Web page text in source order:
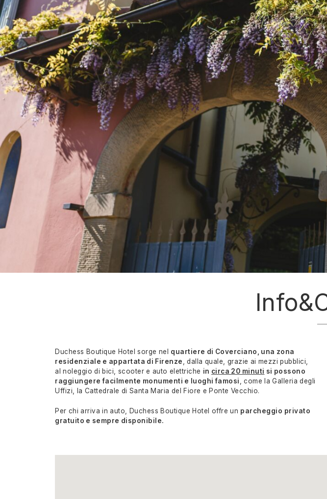
Duchess Boutique Hotel sorge nel quartiere di Coverciano, una zona
residenziale e appartata di Firenze
, dalla quale, grazie ai mezzi pubblici,
al noleggio di bici, scooter e auto elettriche in circa 20 minuti si possono
raggiungere facilmente monumenti e luoghi famosi
, come la Galleria degli
Uffizi, la Cattedrale di Santa Maria del Fiore e Ponte Vecchio.
Per chi arriva in auto, Duchess Boutique Hotel offre un parcheggio privato
gratuito e sempre disponibile.